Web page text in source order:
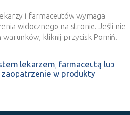
Szukaj
wyników: 0
i farmaceutów wymaga
widocznego na stronie. Jeśli nie
warunków, kliknij przycisk Pomiń.
lekarzem, farmaceutą lub
zaopatrzenie w produkty